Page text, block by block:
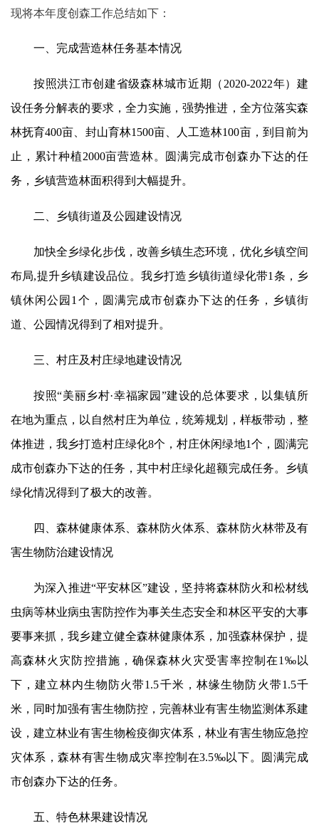
现将本年度创森工作总结如下：
一、完成营造林任务基本情况
按照洪江市创建省级森林城市近期（2020-2022年）建
设任务分解表的要求，全力实施，强势推进，全方位落实森
林抚育400亩、封山育林1500亩、人工造林100亩，到目前为
止，累计种植2000亩营造林。圆满完成市创森办下达的任
务，乡镇营造林面积得到大幅提升。
二、乡镇街道及公园建设情况
加快全乡绿化步伐，改善乡镇生态环境，优化乡镇空间
布局,提升乡镇建设品位。我乡打造乡镇街道绿化带1条， 乡
镇休闲公园1个，圆满完成市创森办下达的任务，乡镇街
道、公园情况得到了相对提升。
三、村庄及村庄绿地建设情况
按照“美丽乡村·幸福家园”建设的总体要求，以集镇所
在地为重点，以自然村庄为单位，统筹规划，样板带动，整
体推进，我乡打造村庄绿化8个，村庄休闲绿地1个，圆满完
成市创森办下达的任务，其中村庄绿化超额完成任务。乡镇
绿化情况得到了极大的改善。
四、森林健康体系、森林防火体系、森林防火林带及有
害生物防治建设情况
为深入推进“平安林区”建设，坚持将森林防火和松材线
虫病等林业病虫害防控作为事关生态安全和林区平安的大事
要事来抓，我乡建立健全森林健康体系，加强森林保护，提
高森林火灾防控措施，确保森林火灾受害率控制在1‰以
下，建立林内生物防火带1.5千米，林缘生物防火带1.5千
米，同时加强有害生物防控，完善林业有害生物监测体系建
设，建立林业有害生物检疫御灾体系，林业有害生物应急控
灾体系，森林有害生物成灾率控制在3.5‰以下。圆满完成
市创森办下达的任务。
五、特色林果建设情况